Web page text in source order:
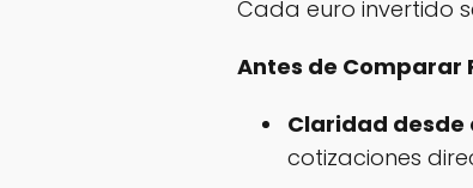
Cada euro invertido
Antes de Comparar
Claridad desde
cotizaciones